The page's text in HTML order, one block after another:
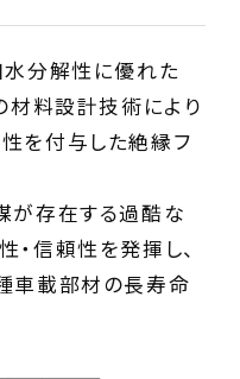
水分解性に優れた
材料設計技術により
を付与した絶縁フ
が存在する過酷な
信頼性を発揮し、
車載部材の長寿命